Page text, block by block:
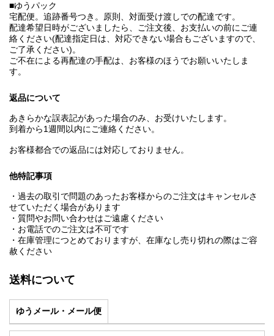
■ゆうパック
宅配便。追跡番号つき。原則、対面受け渡しでの配達です。
配達希望日時がございましたら、ご注文後、お支払いの前にご連
絡ください(配達指定日は、対応できない場合もございますので、
ご了承ください)。
ご不在による再配達の手配は、お客様のほうでお願いいたしま
す。
返品について
あきらかな誤表記があった場合のみ、お受けいたします。
到着から1週間以内にご連絡ください。
お客様都合での返品には対応しておりません。
他特記事項
・過去の取引で問題のあったお客様からのご注文はキャンセルさ
せていただく場合があります
・質問やお問い合わせはご遠慮ください
・お電話でのご注文は不可です
・在庫管理につとめておりますが、在庫なし売り切れの際はご容
赦ください
送料について
ゆうメール・メール便